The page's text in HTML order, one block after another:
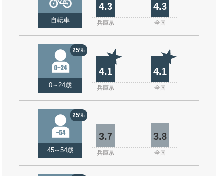
自転車
4.3 4.3
兵庫県 全国
25%
0～24歳
4.1 4.1
兵庫県 全国
25%
45～54歳
3.7 3.8
兵庫県 全国